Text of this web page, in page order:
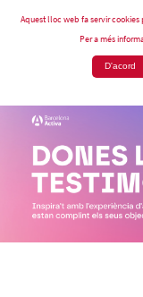
Aquest lloc web fa servir cookies
Per a més
D'acord